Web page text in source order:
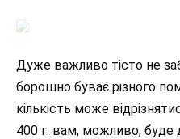
Дуже важливо тісто не
борошно буває різного
кількість може
400 г. вам, можливо, буде